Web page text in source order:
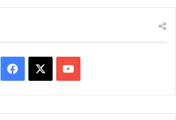
a
c
o
u